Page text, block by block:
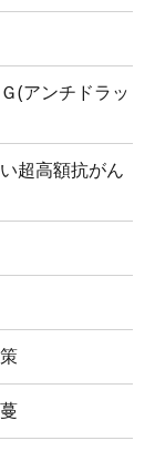
(アンチドラッ
超高額抗がん